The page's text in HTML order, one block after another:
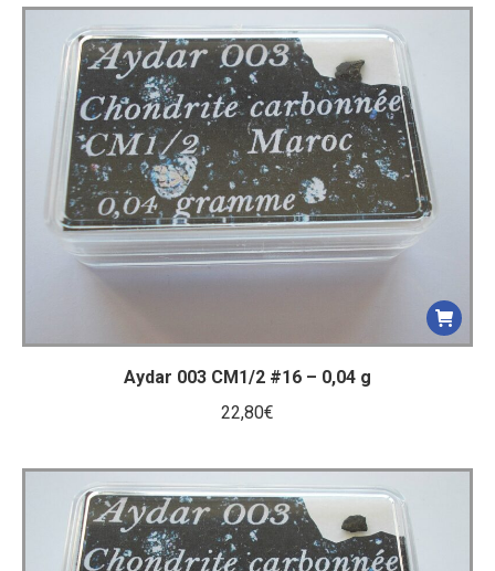
Aydar 003 CM1/2 #16 – 0,04 g
22,80€